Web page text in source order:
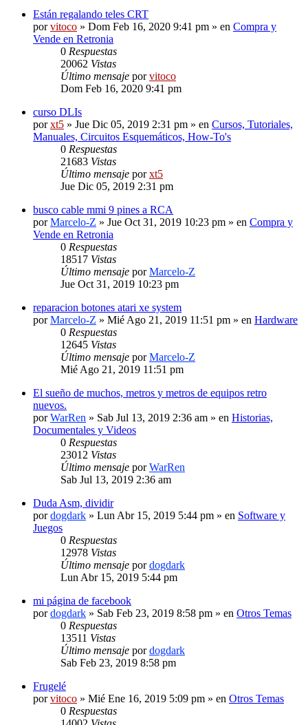
Están regalando teles CRT
porvitoco » Dom Feb 16, 2020 9:41 pm » en Compra y
Vende en Retronia
0 Respuestas
20062 Vistas
Último mensaje porvitoco
Dom Feb 16, 2020 9:41 pm
curso DLIs
porxt5 » Jue Dic 05, 2019 2:31 pm » en Cursos, Tutoriales,
Manuales, Circuitos Esquemáticos, How-To's
0 Respuestas
21683 Vistas
Último mensaje porxt5
Jue Dic 05, 2019 2:31 pm
busco cable mmi 9 pines a RCA
porMarcelo-Z » Jue Oct 31, 2019 10:23 pm » en Compra y
Vende en Retronia
0 Respuestas
18517 Vistas
Último mensaje porMarcelo-Z
Jue Oct 31, 2019 10:23 pm
reparacion botones atari xe system
porMarcelo-Z » Mié Ago 21, 2019 11:51 pm » en Hardware
0 Respuestas
12645 Vistas
Último mensaje porMarcelo-Z
Mié Ago 21, 2019 11:51 pm
El sueño de muchos, metros y metros de equipos retro
nuevos.
porWarRen » Sab Jul 13, 2019 2:36 am » en Historias,
Documentales y Videos
0 Respuestas
23012 Vistas
Último mensaje porWarRen
Sab Jul 13, 2019 2:36 am
Duda Asm, dividir
pordogdark » Lun Abr 15, 2019 5:44 pm » en Software y
Juegos
0 Respuestas
12978 Vistas
Último mensaje pordogdark
Lun Abr 15, 2019 5:44 pm
mi página de facebook
pordogdark » Sab Feb 23, 2019 8:58 pm » en Otros Temas
0 Respuestas
13511 Vistas
Último mensaje pordogdark
Sab Feb 23, 2019 8:58 pm
Frugelé
porvitoco » Mié Ene 16, 2019 5:09 pm » en Otros Temas
0 Respuestas